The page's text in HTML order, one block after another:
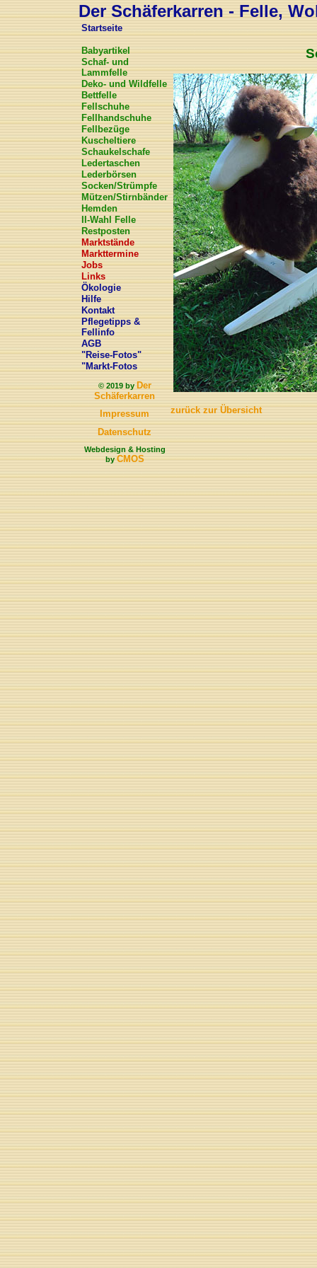
Der Schäferkarren - Felle,
Startseite
Babyartikel
Schaf- und
Lammfelle
Deko- und Wildfelle
Bettfelle
Fellschuhe
Fellhandschuhe
Fellbezüge
Kuscheltiere
Schaukelschafe
Ledertaschen
Lederbörsen
Socken/Strümpfe
Mützen/Stirnbänder
Hemden
II-Wahl Felle
Restposten
Marktstände
Markttermine
Jobs
Links
Ökologie
Hilfe
Kontakt
Pflegetipps &
Fellinfo
AGB
"Reise-Fotos"
"Markt-Fotos
© 2019 byDer
Schäferkarren
Impressum
Datenschutz
Webdesign & Hosting
byCMOS
zurück zur Übersicht